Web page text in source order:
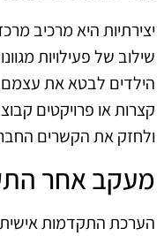
יצירתיות היא מרכיב
שילוב של פעילויות
הילדים לבטא את עצמם.
קצרות או פרויקטים
ולחזק את הקשרים
מעקב אחר
הערכת התקדמות